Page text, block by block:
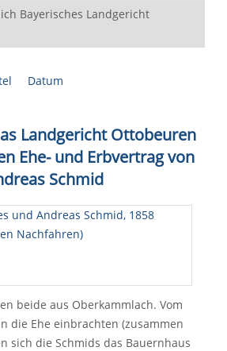
Bayerisches Landgericht
Datum
Landgericht Ottobeuren
Ehe- und Erbvertrag von
Schmid
beide aus Oberkammlach. Vom
die Ehe einbrachten (zusammen
sich die Schmids das Bauernhaus